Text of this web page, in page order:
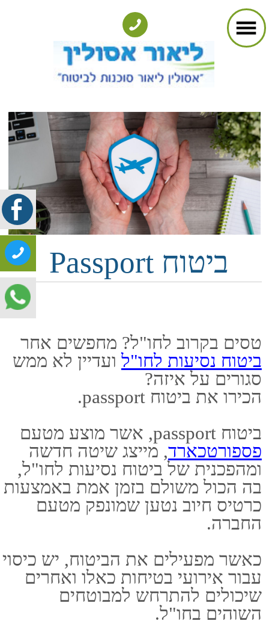
​טסים בקרוב לחו"ל? מחפשים אחר
ביטוח נסיעות לחו"לועדיין לא ממש
סגורים על איזה?
הכירו את ביטוח passport.
, מייצג שיטה חדשה
ומהפכנית של ביטוח נסיעות לחו"ל,
בה הכול משולם בזמן אמת באמצעות
כרטיס חיוב נטען שמונפק מטעם
החברה.
כאשר מפעילים את הביטוח, יש כיסוי
עבור אירועי בטיחות כאלו ואחרים
השוהים בחו"ל.
הכיסוי כולל תרופות ותשלום
לרופאים במידת הצורך, וכן משיכות
כספומט במקרים בהם הכבודה
התעכבה בשדה.
ישנן מספר דרכים לשוחח עם מוקד
השירות בפספורטכארד, ביניהן טלפון,
וואטסאפ, פייסבוק ואפילו דרך
אפליקציה ייעודית שפותחה לטובת
העניין.
ביטוח Passport